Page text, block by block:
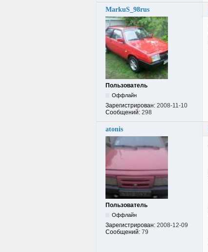
MarkuS_98rus
Пользователь
Оффлайн
Зарегистрирован: 2008-11-10
Сообщений: 298
atonis
Пользователь
Оффлайн
Зарегистрирован: 2008-12-09
Сообщений: 79